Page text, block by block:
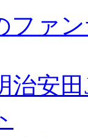
ファ
治安